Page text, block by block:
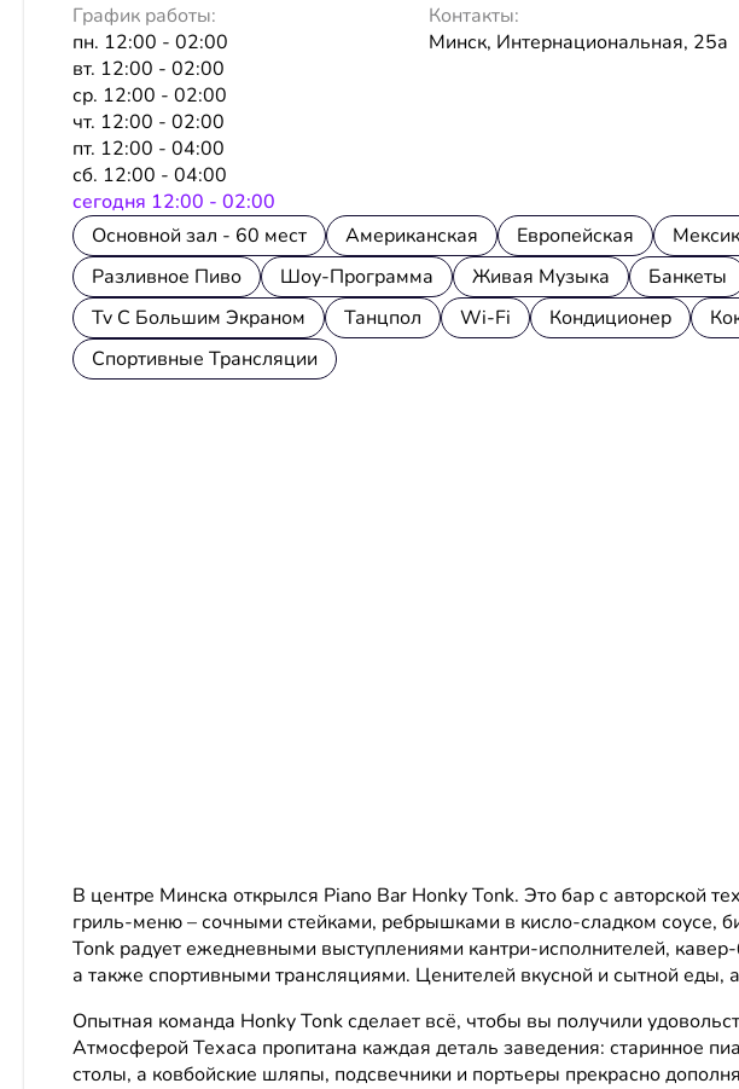
График работы:
пн. 12:00 - 02:00
вт. 12:00 - 02:00
ср. 12:00 - 02:00
чт. 12:00 - 02:00
пт. 12:00 - 04:00
сб. 12:00 - 04:00
сeгодня 12:00 - 02:00
Контакты:
Минск, Интернациональная, 25а
Основной зал - 60 мест Американская Европейская
Разливное Пиво
Шоу-Программа Живая Музыка Банкеты
Tv С Большим Экраном
Танцпол Wi-Fi Кондиционер
Спортивные Трансляции
В центре Минска открылся Piano Bar Honky Tonk. Это бар с авторской
гриль-меню – сочными стейками, ребрышками в кисло-сладком соусе,
Tonk радует ежедневными выступлениями кантри-исполнителей,
а также спортивными трансляциями. Ценителей вкусной и сытной
Опытная команда Honky Tonk сделает всё, чтобы вы получили
Атмосферой Техаса пропитана каждая деталь заведения: старинное
столы, а ковбойские шляпы, подсвечники и портьеры прекрасно